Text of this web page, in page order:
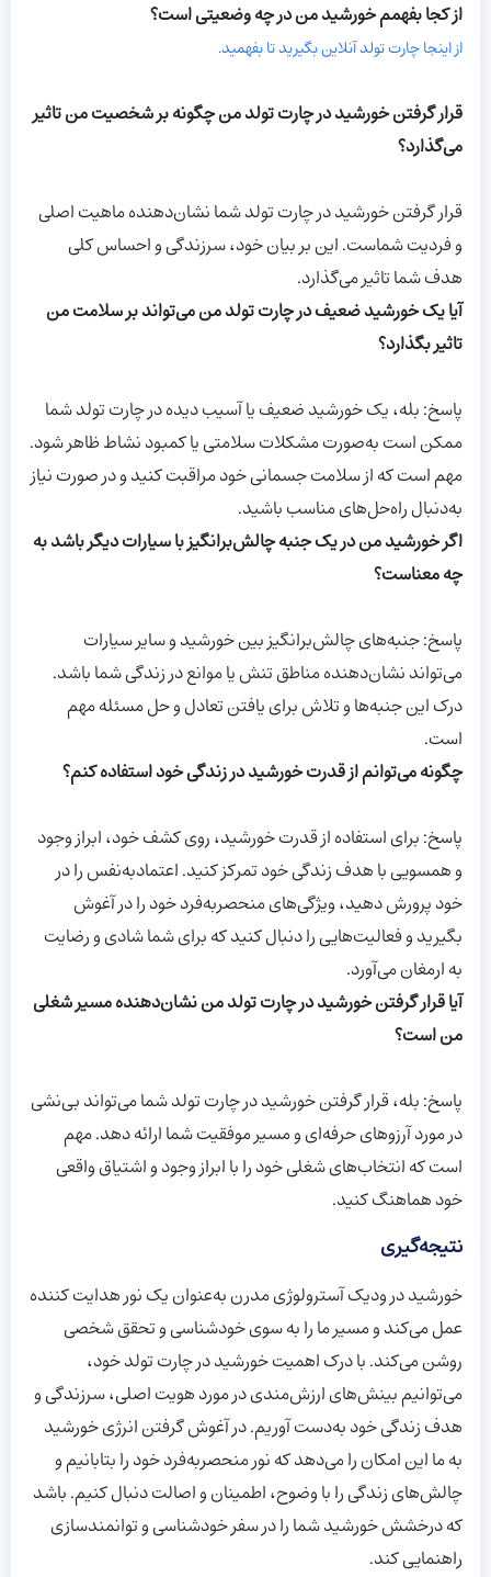
از کجا بفهمم خورشید من در چه وضعیتی است؟
از اینجا چارت تولد آنلاین بگیرید تا بفهمید.
قرار گرفتن خورشید در چارت تولد من چگونه بر شخصیت من تاثیر
می‌گذارد؟
قرار گرفتن خورشید در چارت تولد شما نشان‌دهنده ماهیت اصلی
و فردیت شماست. این بر بیان خود، سرزندگی و احساس کلی
هدف شما تاثیر می‌گذارد.
آیا یک خورشید ضعیف در چارت تولد من می‌تواند بر سلامت من
تاثیر بگذارد؟
پاسخ: بله، یک خورشید ضعیف یا آسیب دیده در چارت تولد شما
ممکن است به‌صورت مشکلات سلامتی یا کمبود نشاط ظاهر شود.
مهم است که از سلامت جسمانی خود مراقبت کنید و در صورت نیاز
به‌دنبال راه‌حل‌های مناسب باشید.
اگر خورشید من در یک جنبه چالش‌برانگیز با سیارات دیگر باشد به
چه معناست؟
پاسخ: جنبه‌های چالش‌برانگیز بین خورشید و سایر سیارات
می‌تواند نشان‌دهنده مناطق تنش یا موانع در زندگی شما باشد.
درک این جنبه‌ها و تلاش برای یافتن تعادل و حل مسئله مهم
است.
چگونه می‌توانم از قدرت خورشید در زندگی خود استفاده کنم؟
پاسخ: برای استفاده از قدرت خورشید، روی کشف خود، ابراز وجود
و همسویی با هدف زندگی خود تمرکز کنید. اعتماد‌به‌نفس را در
خود پرورش دهید، ویژگی‌های منحصر‌به‌فرد خود را در آغوش
بگیرید و فعالیت‌هایی را دنبال کنید که برای شما شادی و رضایت
به ارمغان می‌آورد.
آیا قرار گرفتن خورشید در چارت تولد من نشان‌دهنده مسیر شغلی
من است؟
پاسخ: بله، قرار گرفتن خورشید در چارت تولد شما می‌تواند بی‌نشی
در مورد آرزو‌های حرفه‌ای و مسیر موفقیت شما ارائه دهد. مهم
است که انتخاب‌های شغلی خود را با ابراز وجود و اشتیاق واقعی
خود هماهنگ کنید.
نتیجه‌گیری
خورشید در ودیک آسترولوژی مدرن به‌عنوان یک نور هدایت کننده
عمل می‌کند و مسیر ما را به سوی خودشناسی و تحقق شخصی
روشن می‌کند. با درک اهمیت خورشید در چارت تولد خود،
می‌توانیم بینش‌های ارزش‌مندی در مورد هویت اصلی، سرزندگی و
هدف زندگی خود به‌دست آوریم. در آغوش گرفتن انرژی خورشید
به ما این امکان را می‌دهد که نور منحصر‌به‌فرد خود را بتابانیم و
چالش‌های زندگی را با وضوح، اطمینان و اصالت دنبال کنیم. باشد
که درخشش خورشید شما را در سفر خودشناسی و توانمندسازی
راهنمایی کند.